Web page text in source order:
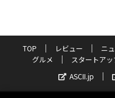
TOP レビュー ニ
グルメ
スタートアッ
ASCII.jp